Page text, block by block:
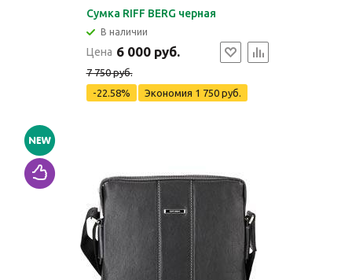
Сумка RIFF BERG черная
В наличии
Цена 6 000 руб.
7 750 руб.
-22.58%
Экономия 1 750 руб.